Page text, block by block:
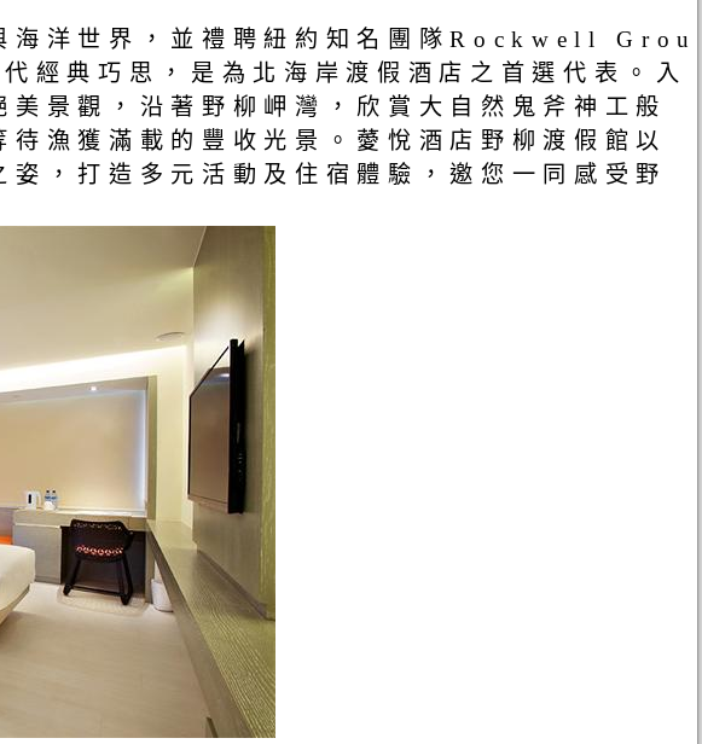
海洋世界，並禮聘紐約知名團隊Rockwell Grou
經典巧思，是為北海岸渡假酒店之首選代表。入
景觀，沿著野柳岬灣，欣賞大自然鬼斧神工般
漁獲滿載的豐收光景。薆悅酒店野柳渡假館以
，打造多元活動及住宿體驗，邀您一同感受野